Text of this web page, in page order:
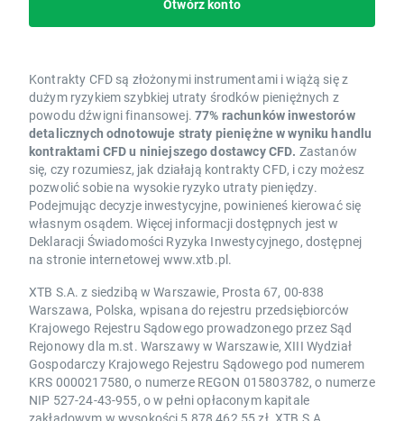
Otwórz konto
Kontrakty CFD są złożonymi instrumentami i wiążą się z
dużym ryzykiem szybkiej utraty środków pieniężnych z
powodu dźwigni finansowej. 77% rachunków inwestorów
detalicznych odnotowuje straty pieniężne w wyniku handlu
kontraktami CFD u niniejszego dostawcy CFD. Zastanów
się, czy rozumiesz, jak działają kontrakty CFD, i czy możesz
pozwolić sobie na wysokie ryzyko utraty pieniędzy.
Podejmując decyzje inwestycyjne, powinieneś kierować się
własnym osądem. Więcej informacji dostępnych jest w
Deklaracji Świadomości Ryzyka Inwestycyjnego, dostępnej
na stronie internetowej www.xtb.pl.
XTB S.A. z siedzibą w Warszawie, Prosta 67, 00-838
Warszawa, Polska, wpisana do rejestru przedsiębiorców
Krajowego Rejestru Sądowego prowadzonego przez Sąd
Rejonowy dla m.st. Warszawy w Warszawie, XIII Wydział
Gospodarczy Krajowego Rejestru Sądowego pod numerem
KRS 0000217580, o numerze REGON 015803782, o numerze
NIP 527-24-43-955, o w pełni opłaconym kapitale